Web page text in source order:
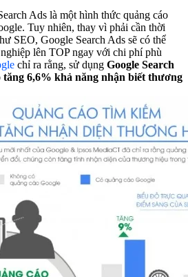
Ads là một hình thức quảng cáo
Tuy nhiên, thay vì phải cần thời
SEO, Google Search Ads sẽ có thể
lên TOP ngay với chi phí phù
chỉ ra rằng, sử dụng Google Search
tăng 6,6% khả năng nhận biết thương